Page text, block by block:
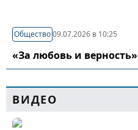
Общество09.07.2026 в 10:25
«За любовь и верность»
ВИДЕО